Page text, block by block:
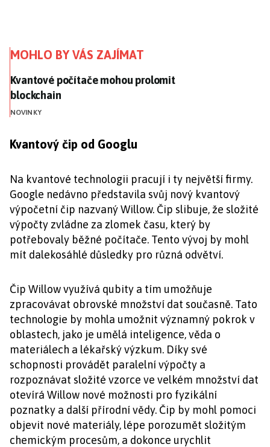
MOHLO BY VÁS ZAJÍMAT
Kvantové počítače mohou prolomit blockchain
Kvantové počítače mohou prolomit
blockchain
NOVINKY
Kvantový čip od Googlu
Na kvantové technologii pracují i ty největší firmy.
Google nedávno představila svůj nový kvantový
výpočetní čip nazvaný Willow. Čip slibuje, že složité
výpočty zvládne za zlomek času, který by
potřebovaly běžné počítače. Tento vývoj by mohl
mít dalekosáhlé důsledky pro různá odvětví.
Čip Willow využívá qubity a tím umožňuje
zpracovávat obrovské množství dat současně. Tato
technologie by mohla umožnit významný pokrok v
oblastech, jako je umělá inteligence, věda o
materiálech a lékařský výzkum. Díky své
schopnosti provádět paralelní výpočty a
rozpoznávat složité vzorce ve velkém množství dat
otevírá Willow nové možnosti pro fyzikální
poznatky a další přírodní vědy. Čip by mohl pomoci
objevit nové materiály, lépe porozumět složitým
chemickým procesům, a dokonce urychlit